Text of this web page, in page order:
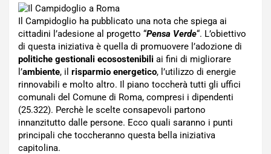
Il Campidoglio ha pubblicato una nota che spiega ai
cittadini l’adesione al progetto “Pensa Verde“. L’obiettivo
di questa iniziativa è quella di promuovere l’adozione di
politiche gestionali ecosostenibili ai fini di migliorare
l’ambiente, il risparmio energetico, l’utilizzo di energie
rinnovabili e molto altro. Il piano toccherà tutti gli uffici
comunali del Comune di Roma, compresi i dipendenti
(25.322). Perchè le scelte consapevoli partono
innanzitutto dalle persone. Ecco quali saranno i punti
principali che toccheranno questa bella iniziativa
capitolina.